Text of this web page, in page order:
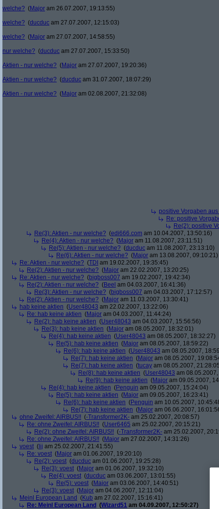
welche? (Major am 26.07.2007, 19:13:55)
welche? (ducduc am 27.07.2007, 12:15:03)
welche? (Major am 27.07.2007, 14:58:55)
nur welche? (ducduc am 27.07.2007, 15:33:50)
Aktien - nur welche? (Major am 27.07.2007, 19:20:36)
Aktien - nur welche? (ducduc am 31.07.2007, 18:07:29)
Aktien - nur welche? (Major am 02.08.2007, 21:32:08)
positive Vorgaben
Re: positive
Re(2): positive
Re(3): Aktien - nur welche? (edi666.com am 10.04.2007, 13:50:16)
Re(4): Aktien - nur welche? (Major am 11.08.2007, 23:11:51)
Re(5): Aktien - nur welche? (ducduc am 11.08.2007, 23:13:10)
Re(6): Aktien - nur welche? (Major am 13.08.2007, 09:10:21)
Re: Aktien - nur welche? (TDI am 19.02.2007, 19:35:45)
Re(2): Aktien - nur welche? (Major am 22.02.2007, 13:20:25)
Re: Aktien - nur welche? (bigboss007 am 19.02.2007, 19:42:34)
Re(2): Aktien - nur welche? (Beel am 04.03.2007, 16:41:36)
Re(3): Aktien - nur welche? (bigboss007 am 04.03.2007, 17:12:57)
Re(2): Aktien - nur welche? (Major am 11.03.2007, 13:30:41)
hab keine aktien (User48043 am 22.02.2007, 13:22:06)
Re: hab keine aktien (Major am 04.03.2007, 11:44:24)
Re(2): hab keine aktien (User48043 am 04.03.2007, 15:56:56)
Re(3): hab keine aktien (Major am 08.05.2007, 18:32:01)
Re(4): hab keine aktien (User48043 am 08.05.2007, 18:32:27)
Re(5): hab keine aktien (Major am 08.05.2007, 18:59:22)
Re(6): hab keine aktien (User48043 am 08.05.2007,
Re(7): hab keine aktien (Major am 08.05.2007,
Re(7): hab keine aktien (tucay am 08.05.2007,
Re(8): hab keine aktien (User48043 am
Re(9): hab keine aktien (Major am 09.05.2007,
Re(4): hab keine aktien (Penguin am 09.05.2007, 15:24:04)
Re(5): hab keine aktien (Major am 09.05.2007, 16:23:41)
Re(6): hab keine aktien (Penguin am 10.05.2007,
Re(7): hab keine aktien (Major am 06.06.2007,
ohne Zweifel: AIRBUS!! (-Transformer2K- am 25.02.2007, 20:08:57)
Re: ohne Zweifel: AIRBUS!! (User6465 am 25.02.2007, 20:15:21)
Re(2): ohne Zweifel: AIRBUS!! (-Transformer2K- am 25.02.2007,
Re: ohne Zweifel: AIRBUS!! (Major am 27.02.2007, 14:31:26)
voest ( lij am 25.02.2007, 21:41:55)
Re: voest (Major am 01.06.2007, 19:20:10)
Re(2): voest (ducduc am 01.06.2007, 19:25:28)
Re(3): voest (Major am 01.06.2007, 19:32:10)
Re(4): voest (ducduc am 03.06.2007, 13:01:55)
Re(5): voest (Major am 03.06.2007, 14:40:51)
Re(3): voest (Major am 04.06.2007, 12:11:04)
Meinl European Land (Kub am 27.02.2007, 15:16:41)
Re: Meinl European Land (Wizard51 am 04.09.2007, 12:50:27)